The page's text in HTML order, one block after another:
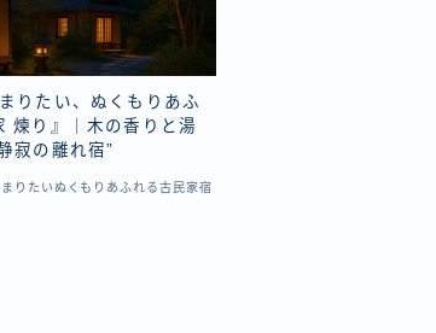
りたい、ぬくもりあふ
煉り』｜木の香りと湯
寂の離れ宿”
りたいぬくもりあふれる古民家宿